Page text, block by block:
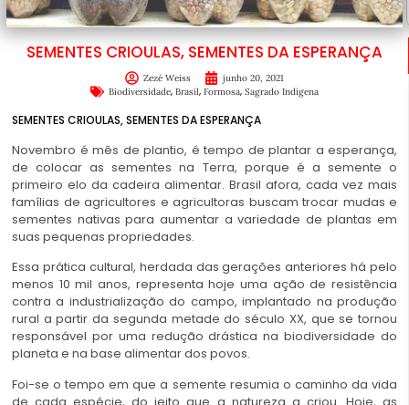
SEMENTES CRIOULAS, SEMENTES DA ESPERANÇA
Zezé Weiss
junho 20, 2021
Biodiversidade, Brasil, Formosa, Sagrado Indígena
SEMENTES CRIOULAS, SEMENTES DA ESPERANÇA
Novembro é mês de plantio, é tempo de plantar a esperança,
de colocar as sementes na Terra, porque é a semente o
primeiro elo da cadeira alimentar. Brasil afora, cada vez mais
famílias de agricultores e agricultoras buscam trocar mudas e
sementes nativas para aumentar a variedade de plantas em
suas pequenas propriedades.
Essa prática cultural, herdada das gerações anteriores há pelo
menos 10 mil anos, representa hoje uma ação de resistência
contra a industrialização do campo, implantado na produção
rural a partir da segunda metade do século XX, que se tornou
responsável por uma redução drástica na biodiversidade do
planeta e na base alimentar dos povos.
Foi-se o tempo em que a semente resumia o caminho da vida
de cada espécie, do jeito que a natureza a criou. Hoje, as